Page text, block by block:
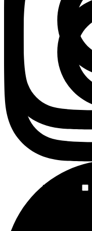
مرا به خاطر